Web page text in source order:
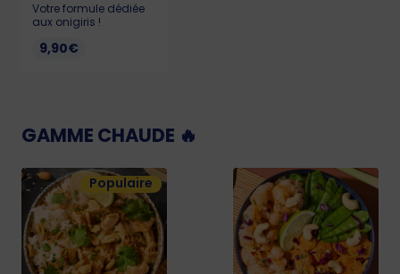
Votre formule dédiée
aux onigiris !
9,90€
GAMME CHAUDE 🔥
Populaire